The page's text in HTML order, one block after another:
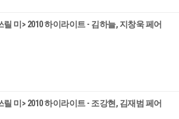
릴 미> 2010 하이라이트 - 김하늘, 지창욱 페어
릴 미> 2010 하이라이트 - 조강현, 김재범 페어